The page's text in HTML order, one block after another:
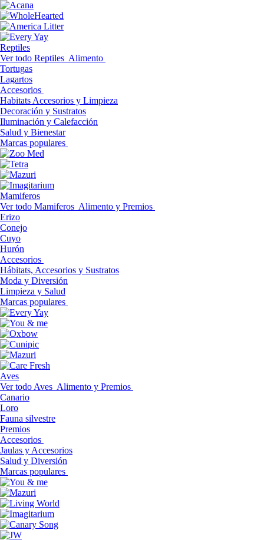
Reptiles
Ver todo Reptiles Alimento
Tortugas
Lagartos
Accesorios
Habitats Accesorios y Limpieza
Decoración y Sustratos
Iluminación y Calefacción
Salud y Bienestar
Marcas populares
Mamiferos
Ver todo Mamiferos Alimento y Premios
Erizo
Conejo
Cuyo
Hurón
Accesorios
Hábitats, Accesorios y Sustratos
Moda y Diversión
Limpieza y Salud
Marcas populares
Aves
Ver todo Aves Alimento y Premios
Canario
Loro
Fauna silvestre
Premios
Accesorios
Jaulas y Accesorios
Salud y Diversión
Marcas populares